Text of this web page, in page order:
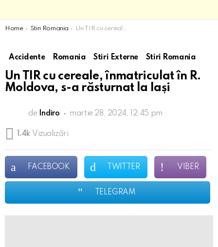
You are here:
Home Stiri Romania Un TIR cu cereale, înmatriculat în R. Moldova, s-a răsturnat la Iași
Accidente Romania Stiri Externe Stiri Romania
Un TIR cu cereale, înmatriculat în R.
Moldova, s-a răsturnat la Iași
de Indiro martie 28, 2024, 12:45 pm
1.4k Vizualizări
FACEBOOK TWITTER VIBER
TELEGRAM